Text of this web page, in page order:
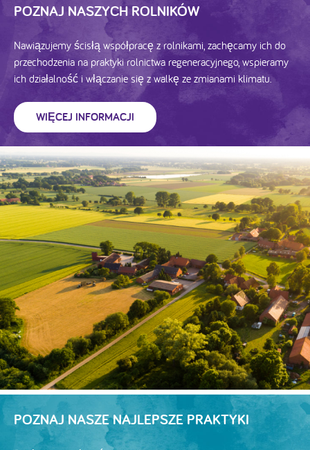
POZNAJ NASZYCH ROLNIKÓW
Nawiązujemy ścisłą współpracę z rolnikami, zachęcamy ich do
przechodzenia na praktyki rolnictwa regeneracyjnego, wspieramy
ich działalność i włączanie się z walkę ze zmianami klimatu.
WIĘCEJ INFORMACJI
POZNAJ NASZE NAJLEPSZE PRAKTYKI